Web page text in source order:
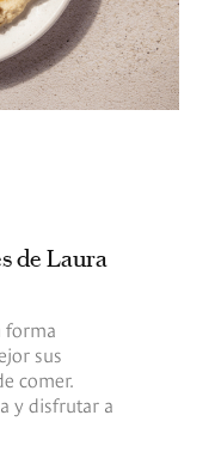
de Laura
forma
sus
comer.
y disfrutar a